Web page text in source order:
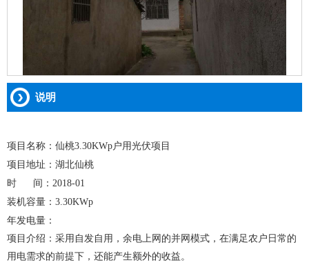
说明
项目名称：仙桃3.30KWp户用光伏项目
项目地址：湖北仙桃
时 间：2018-01
装机容量：3.30KWp
年发电量：
项目介绍：采用自发自用，余电上网的并网模式，在满足农户日常的
用电需求的前提下，还能产生额外的收益。